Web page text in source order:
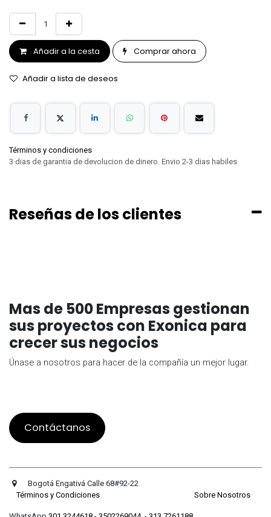
Añadir a la cesta Comprar ahora
Añadir a lista de deseos
Términos y condiciones
3 dias de garantia de devolucion de dinero. Envio 2-3 dias habiles
Reseñas de los clientes
Mas de 500 Empresas gestionan
sus proyectos con Exonica para
crecer sus negocios
Únase a nosotros para hacer de la compañía un mejor lugar.
Contáctanos
Bogotá Engativá Calle 68#92-22
Términos y Condiciones
Sobre Nosotros